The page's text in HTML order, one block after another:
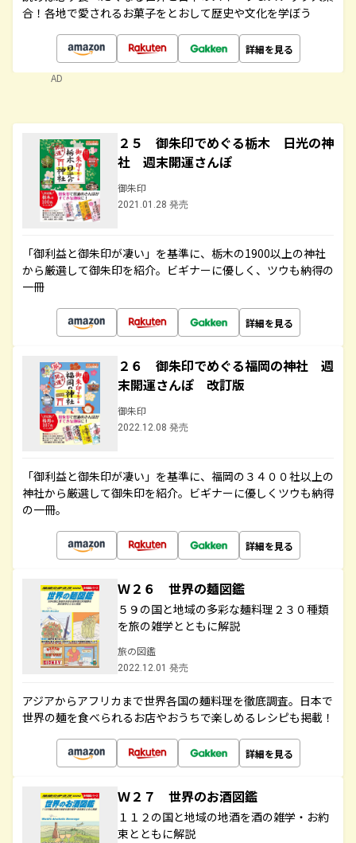
合！各地で愛されるお菓子をとおして歴史や文化を学ぼう
詳細を見る
AD
２５ 御朱印でめぐる栃木 日光の神
社 週末開運さんぽ
御朱印
2021.01.28 発売
「御利益と御朱印が凄い」を基準に、栃木の1900以上の神社
から厳選して御朱印を紹介。ビギナーに優しく、ツウも納得の
一冊
詳細を見る
２６ 御朱印でめぐる福岡の神社 週
末開運さんぽ 改訂版
御朱印
2022.12.08 発売
「御利益と御朱印が凄い」を基準に、福岡の３４００社以上の
神社から厳選して御朱印を紹介。ビギナーに優しくツウも納得
の一冊。
詳細を見る
Ｗ２６ 世界の麺図鑑
５９の国と地域の多彩な麺料理２３０種類
を旅の雑学とともに解説
旅の図鑑
2022.12.01 発売
アジアからアフリカまで世界各国の麺料理を徹底調査。日本で
世界の麺を食べられるお店やおうちで楽しめるレシピも掲載！
詳細を見る
Ｗ２７ 世界のお酒図鑑
１１２の国と地域の地酒を酒の雑学・お約
束とともに解説